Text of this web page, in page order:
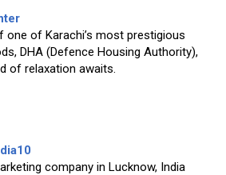
one of Karachi’s most prestigious
DHA (Defence Housing Authority),
of relaxation awaits.
company in Lucknow, India